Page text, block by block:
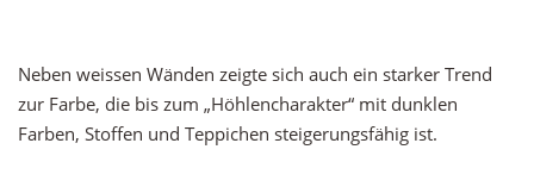
Neben weissen Wänden zeigte sich auch ein starker Trend
zur Farbe, die bis zum „Höhlencharakter“ mit dunklen
Farben, Stoffen und Teppichen steigerungsfähig ist.